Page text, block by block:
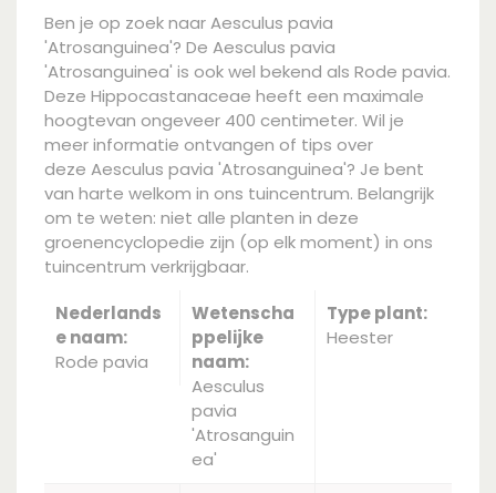
Ben je op zoek naar Aesculus pavia
'Atrosanguinea'? De Aesculus pavia
'Atrosanguinea' is ook wel bekend als Rode pavia.
Deze Hippocastanaceae heeft een maximale
hoogtevan ongeveer 400 centimeter. Wil je
meer informatie ontvangen of tips over
deze Aesculus pavia 'Atrosanguinea'? Je bent
van harte welkom in ons tuincentrum. Belangrijk
om te weten: niet alle planten in deze
groenencyclopedie zijn (op elk moment) in ons
tuincentrum verkrijgbaar.
Nederlands
e naam:
Rode pavia
Wetenscha
ppelijke
naam:
Aesculus
pavia
'Atrosanguin
ea'
Type plant:
Heester